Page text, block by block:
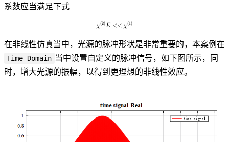
系数应当满足下式
\chi^{(2)}E<<\chi^{(1)}
χ(2)E << χ(1)
在非线性仿真当中，光源的脉冲形状是非常重要的，本案例在
Time Domain 当中设置自定义的脉冲信号，如下图所示，同
时，增大光源的振幅，以得到更理想的非线性效应。